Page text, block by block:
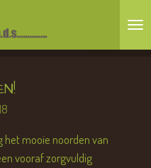
het mooie noorden van
vooraf zorgvuldig